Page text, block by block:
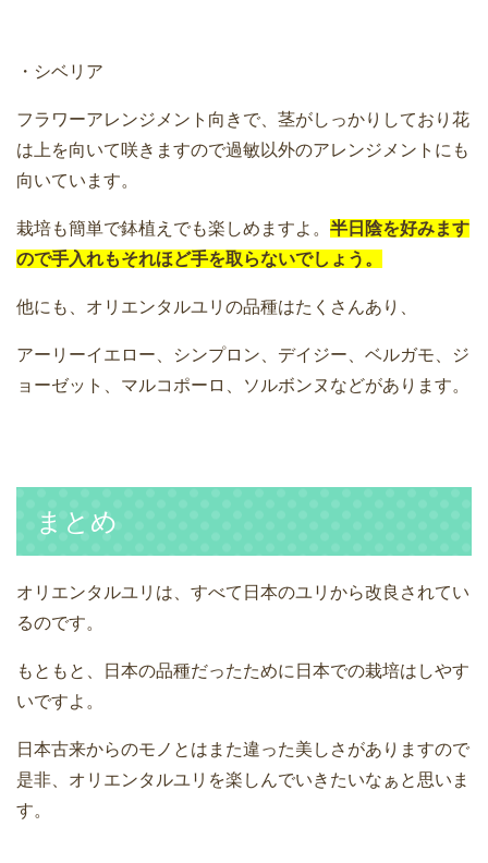
・シベリア
フラワーアレンジメント向きで、茎がしっかりしており花
は上を向いて咲きますので過敏以外のアレンジメントにも
向いています。
栽培も簡単で鉢植えでも楽しめますよ。 半日陰を好みます
ので手入れもそれほど手を取らないでしょう。
他にも、オリエンタルユリの品種はたくさんあり、
アーリーイエロー、シンプロン、デイジー、ベルガモ、ジ
ョーゼット、マルコポーロ、ソルボンヌなどがあります。
まとめ
オリエンタルユリは、すべて日本のユリから改良されてい
るのです。
もともと、日本の品種だったために日本での栽培はしやす
いですよ。
日本古来からのモノとはまた違った美しさがありますので
是非、オリエンタルユリを楽しんでいきたいなぁと思いま
す。